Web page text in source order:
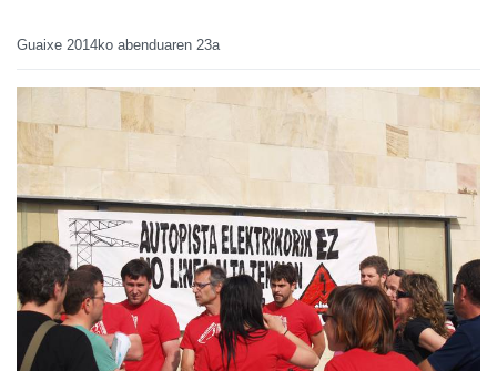
Guaixe 2014ko abenduaren 23a